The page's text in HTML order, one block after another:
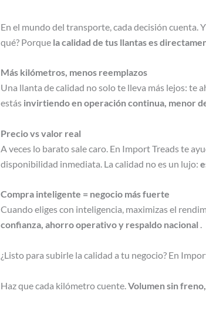
En el mundo del transporte, cada decisión cuenta.
qué? Porque la calidad de tus llantas es
Más kilómetros, menos reemplazos
Una llanta de calidad no solo te lleva más lejos: te
estás invirtiendo en operación continua, menor
Precio vs valor real
A veces lo barato sale caro. En Import Treads te
disponibilidad inmediata. La calidad no es un lujo:
Compra inteligente = negocio más fuerte
Cuando eliges con inteligencia, maximizas el
confianza, ahorro operativo y respaldo nacional .
¿Listo para subirle la calidad a tu negocio? En
Haz que cada kilómetro cuente. Volumen sin